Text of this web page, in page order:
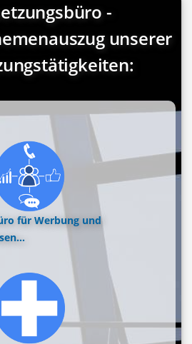
-
unserer
für Werbung und